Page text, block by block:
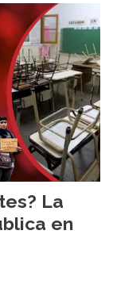
La
en